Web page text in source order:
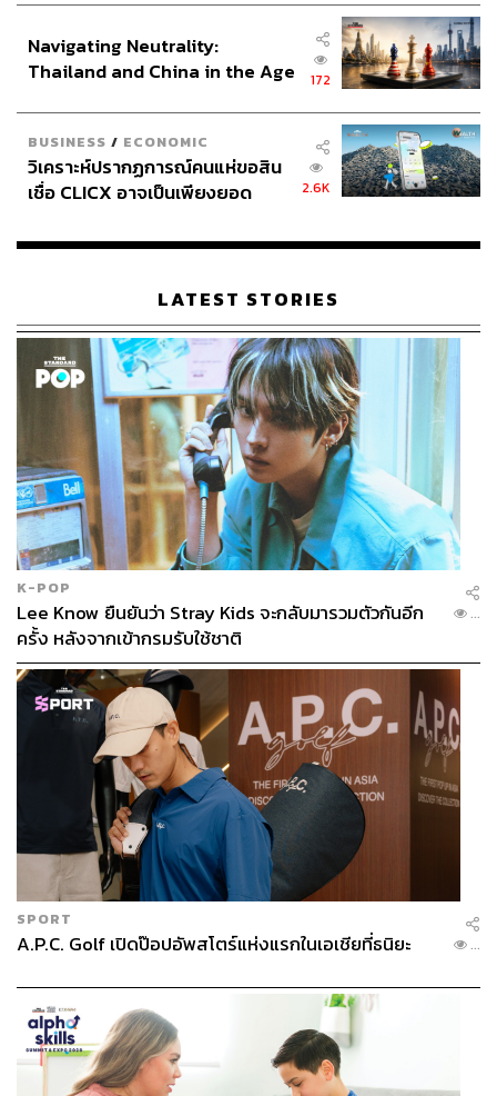
186
อัยย์ลดา แซ่โค้ว
Content Creator กองบรรณาธิการข่าวต่าง
ประเทศ THE STANDARD
Navigating Neutrality:
Thailand and China in the Age
172
BUSINESS / ECONOMIC
วิเคราะห์ปรากฏการณ์คนแห่ขอสิน
เชื่อ CLICX อาจเป็นเพียงยอด
เรือนไทยที่ถูกซุกไว้
2.6K
LATEST STORIES
K-POP
Lee Know ยืนยันว่า Stray Kids จะกลับมารวมตัวกันอีก
ครั้ง หลังจากเข้ากรมรับใช้ชาติ
...
SPORT
A.P.C. Golf เปิดป๊อปอัพสโตร์แห่งแรกในเอเชียที่ธนิยะ ...